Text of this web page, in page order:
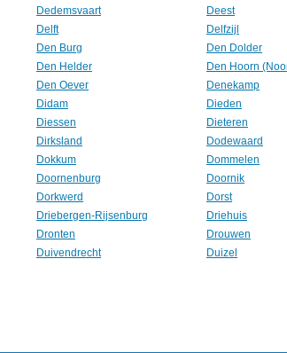
Dedemsvaart
Deest
Delft
Delfzijl
Den Burg
Den Dolder
Den Helder
Den Hoorn
Den Oever
Denekamp
Didam
Dieden
Diessen
Dieteren
Dirksland
Dodewaard
Dokkum
Dommelen
Doornenburg
Doornik
Dorkwerd
Dorst
Driebergen-Rijsenburg
Driehuis
Dronten
Drouwen
Duivendrecht
Duizel